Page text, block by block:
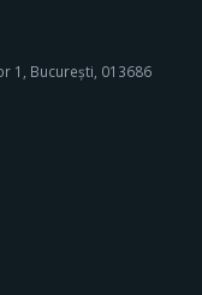
1, București, 013686